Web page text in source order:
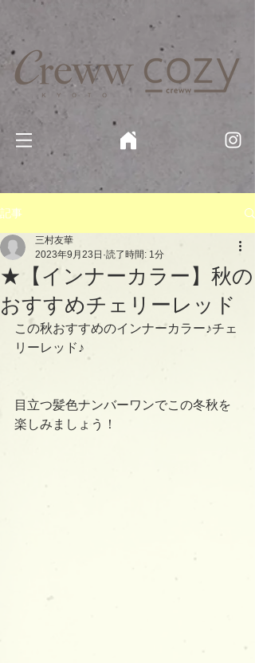
京都・四条 烏丸の美容室・美容院【Creww KYOTO (クルー)】【cozy creww(コージークルー)】 京都市 ヘ
記事
★【インナーカラー】秋の
おすすめチェリーレッド
三村友華
2023年9月23日 読了時間: 1分
この秋おすすめのインナーカラー♪チェ
リーレッド♪
目立つ髪色ナンバーワンでこの冬秋を
楽しみましょう！